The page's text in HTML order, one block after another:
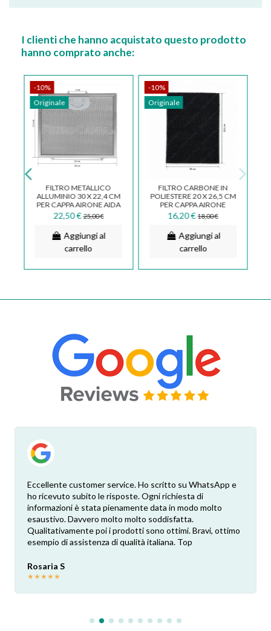
I clienti che hanno acquistato questo prodotto
hanno comprato anche:
-10%
Originale
FILTRO METALLICO
ALLUMINIO 30 X 22,4 CM
PER CAPPA AIRONE AIDA
ELEKTRA PUCCINI
FKA131
22,50 € 25,00 €
Aggiungi al
carrello
-10%
Originale
FILTRO CARBONE IN
POLIESTERE 20 X 26,5 CM
PER CAPPA AIRONE
ACFCRETT28X20X1002
16,20 € 18,00 €
Aggiungi al
carrello
Eccellente customer service. Ho scritto su WhatsApp e
ho ricevuto subito le risposte. Ogni richiesta di
informazioni è stata pienamente data in modo molto
esaustivo. Davvero molto molto soddisfatta.
Qualitativamente poi i prodotti sono ottimi. Bravi, ottimo
esempio di assistenza di qualità italiana. Top
Rosaria S
★★★★★